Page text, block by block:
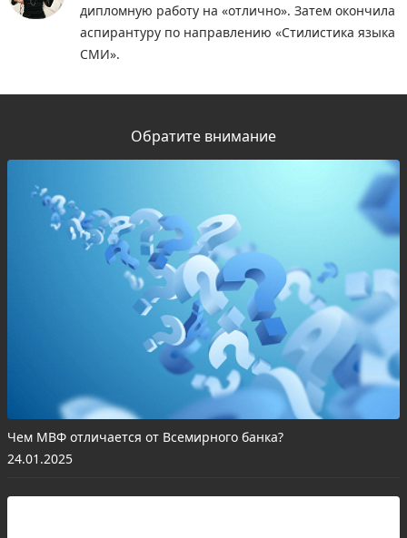
дипломную работу на «отлично». Затем окончила
аспирантуру по направлению «Стилистика языка
СМИ».
Обратите внимание
Чем МВФ отличается от Всемирного банка?
24.01.2025